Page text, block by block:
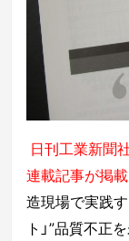
日刊工業新聞
連載記事が掲載
造現場で実践
ト」”品質不正